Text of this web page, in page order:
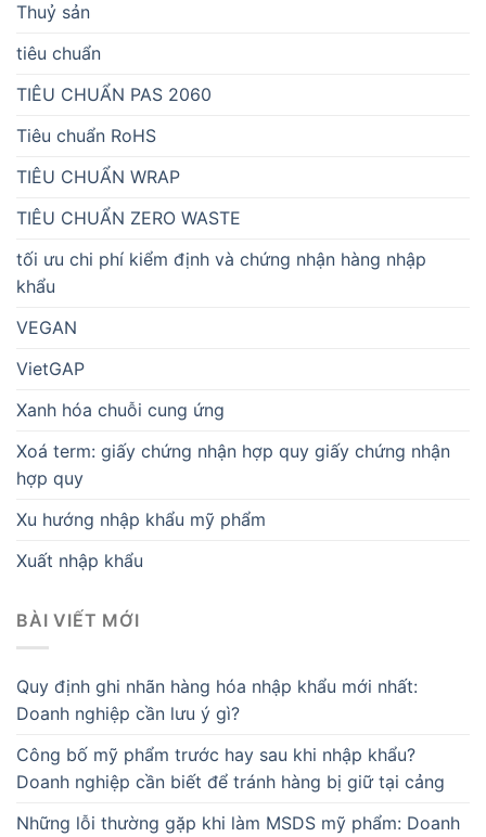
Thuỷ sản
tiêu chuẩn
TIÊU CHUẨN PAS 2060
Tiêu chuẩn RoHS
TIÊU CHUẨN WRAP
TIÊU CHUẨN ZERO WASTE
tối ưu chi phí kiểm định và chứng nhận hàng nhập
khẩu
VEGAN
VietGAP
Xanh hóa chuỗi cung ứng
Xoá term: giấy chứng nhận hợp quy giấy chứng nhận
hợp quy
Xu hướng nhập khẩu mỹ phẩm
Xuất nhập khẩu
BÀI VIẾT MỚI
Quy định ghi nhãn hàng hóa nhập khẩu mới nhất:
Doanh nghiệp cần lưu ý gì?
Công bố mỹ phẩm trước hay sau khi nhập khẩu?
Doanh nghiệp cần biết để tránh hàng bị giữ tại cảng
Những lỗi thường gặp khi làm MSDS mỹ phẩm: Doanh